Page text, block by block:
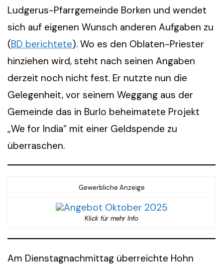
Ludgerus-Pfarrgemeinde Borken und wendet
sich auf eigenen Wunsch anderen Aufgaben zu
(BD berichtete). Wo es den Oblaten-Priester
hinziehen wird, steht nach seinen Angaben
derzeit noch nicht fest. Er nutzte nun die
Gelegenheit, vor seinem Weggang aus der
Gemeinde das in Burlo beheimatete Projekt
„We for India“ mit einer Geldspende zu
überraschen.
Gewerbliche Anzeige
Klick für mehr Info
Am Dienstagnachmittag überreichte Hohn